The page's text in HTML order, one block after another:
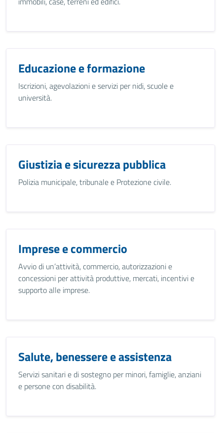
Educazione e formazione
Iscrizioni, agevolazioni e servizi per nidi, scuole e
università.
Giustizia e sicurezza pubblica
Polizia municipale, tribunale e Protezione civile.
Imprese e commercio
Avvio di un’attività, commercio, autorizzazioni e
concessioni per attività produttive, mercati, incentivi e
supporto alle imprese.
Salute, benessere e assistenza
Servizi sanitari e di sostegno per minori, famiglie, anziani
e persone con disabilità.